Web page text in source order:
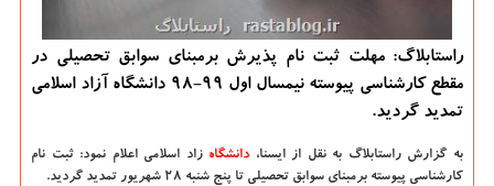
راستابلاگ: مهلت ثبت نام پذیرش برمبنای سوابق تحصیلی در
مقطع كارشناسی پیوسته نیمسال اول 99-98 دانشگاه آزاد اسلامی
تمدید گردید.
به گزارش راستابلاگ به نقل از ایسنا، دانشگاه‌ زاد اسلامی اعلام نمود: ثبت نام
كارشناسی پیوسته برمبنای سوابق تحصیلی تا پنج شنبه ۲۸ شهریور تمدید گردید.